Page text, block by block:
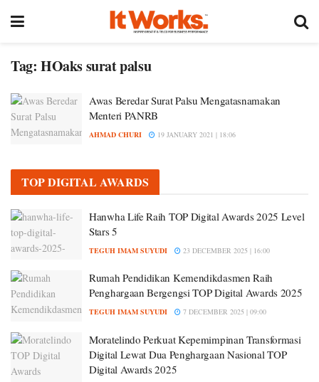
Tag: HOaks surat palsu
Awas Beredar Surat Palsu Mengatasnamakan
Menteri PANRB
AHMAD CHURI 19 JANUARY 2021 | 18:06
TOP DIGITAL AWARDS
Hanwha Life Raih TOP Digital Awards 2025 Level
Stars 5
TEGUH IMAM SUYUDI 23 DECEMBER 2025 | 16:00
Rumah Pendidikan Kemendikdasmen Raih
Penghargaan Bergengsi TOP Digital Awards 2025
TEGUH IMAM SUYUDI 7 DECEMBER 2025 | 09:00
Moratelindo Perkuat Kepemimpinan Transformasi
Digital Lewat Dua Penghargaan Nasional TOP
Digital Awards 2025